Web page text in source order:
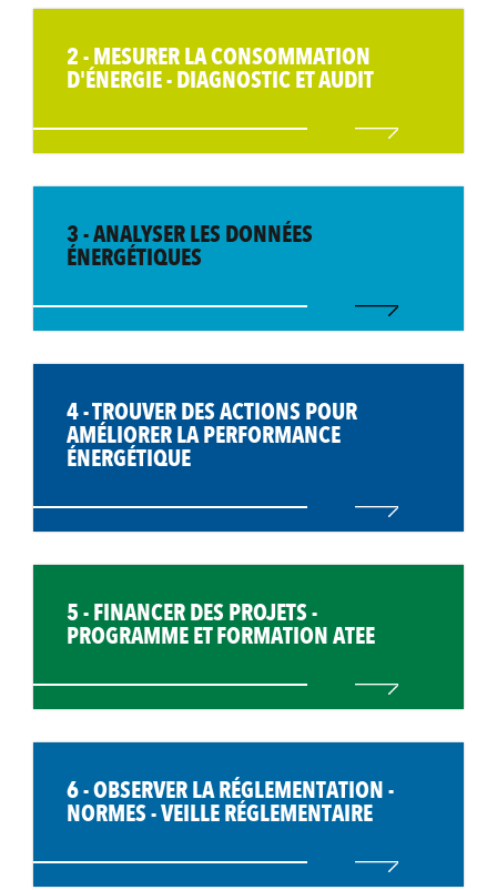
2 - MESURER LA CONSOMMATION
D'ÉNERGIE - DIAGNOSTIC ET AUDIT
3 - ANALYSER LES DONNÉES
ÉNERGÉTIQUES
4 - TROUVER DES ACTIONS POUR
AMÉLIORER LA PERFORMANCE
ÉNERGÉTIQUE
5 - FINANCER DES PROJETS -
PROGRAMME ET FORMATION ATEE
6 - OBSERVER LA RÉGLEMENTATION -
NORMES - VEILLE RÉGLEMENTAIRE